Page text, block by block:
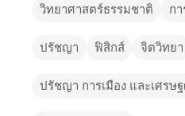
วิทยาศาสตร์ธรรมชาติ ก
ปรัชญา ฟิสิกส์ จิตวิทยา
ปรัชญา การเมือง และเศรษ